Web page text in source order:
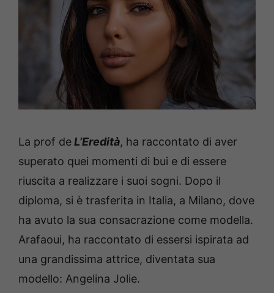
La prof deL’Eredità, ha raccontato di aver
superato quei momenti di bui e di essere
riuscita a realizzare i suoi sogni. Dopo il
diploma, si è trasferita in Italia, a Milano, dove
ha avuto la sua consacrazione come modella.
Arafaoui, ha raccontato di essersi ispirata ad
una grandissima attrice, diventata sua
modello: Angelina Jolie.